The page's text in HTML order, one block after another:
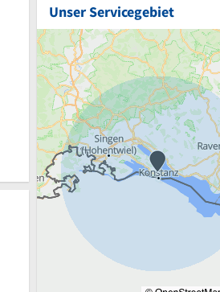
Unser Servicegebiet